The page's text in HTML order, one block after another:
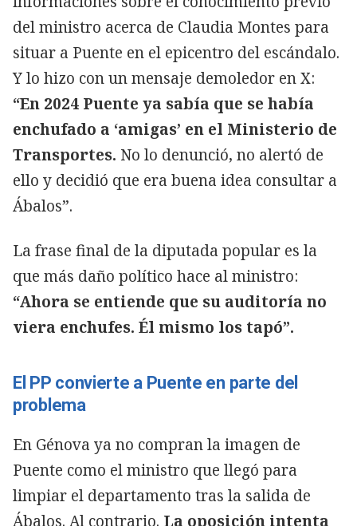
del ministro acerca de Claudia Montes para
situar a Puente en el epicentro del escándalo.
Y lo hizo con un mensaje demoledor en X:
“En 2024 Puente ya sabía que se había
enchufado a ‘amigas’ en el Ministerio de
Transportes. No lo denunció, no alertó de
ello y decidió que era buena idea consultar a
Ábalos”.
La frase final de la diputada popular es la
que más daño político hace al ministro:
“Ahora se entiende que su auditoría no
viera enchufes. Él mismo los tapó”.
El PP convierte a Puente en parte del
problema
En Génova ya no compran la imagen de
Puente como el ministro que llegó para
limpiar el departamento tras la salida de
Ábalos. Al contrario. La oposición intenta